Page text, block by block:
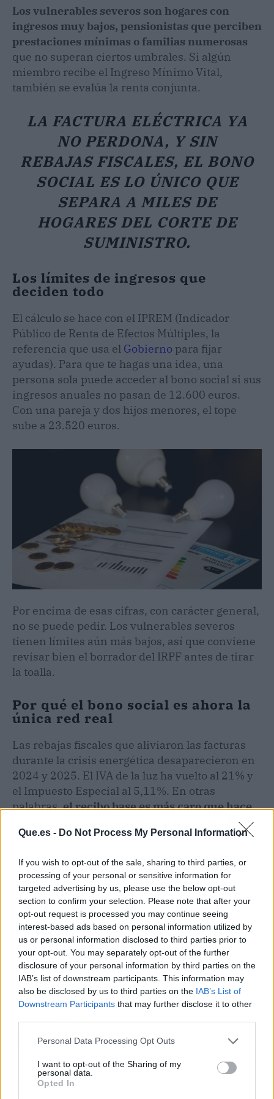
Que.es - Do Not Process My Personal Information
If you wish to opt-out of the sale, sharing to third parties, or
processing of your personal or sensitive information for
targeted advertising by us, please use the below opt-out
section to confirm your selection. Please note that after your
opt-out request is processed you may continue seeing
interest-based ads based on personal information utilized by
us or personal information disclosed to third parties prior to
your opt-out. You may separately opt-out of the further
disclosure of your personal information by third parties on the
IAB’s list of downstream participants. This information may
also be disclosed by us to third parties on the IAB’s List of
Downstream Participants that may further disclose it to other
Personal Data Processing Opt Outs
I want to opt-out of the Sharing of my
personal data.
Opted In
Los vulnerables severos son hogares con
ingresos muy bajos, pensionistas que perciben
prestaciones mínimas o familias numerosas
que no superan ciertos umbrales. Si algún
miembro recibe el Ingreso Mínimo Vital,
también se evalúa la renta conjunta.
LA FACTURA ELÉCTRICA YA
NO PERDONA, Y SIN
REBAJAS FISCALES, EL BONO
SOCIAL ES LO ÚNICO QUE
SEPARA A MILES DE
HOGARES DEL CORTE DE
SUMINISTRO.
Los límites de ingresos que
deciden todo
El cálculo se hace con el IPREM (Indicador
Público de Renta de Efectos Múltiples, la
referencia que usa el Gobierno para fijar
ayudas). Para que te hagas una idea, una
persona sola puede acceder al bono social si sus
ingresos anuales no pasan de 12.600 euros.
Con una pareja y dos hijos menores, el tope
sube a 23.520 euros.
Por encima de esas cifras, con carácter general,
no se puede pedir. Los vulnerables severos
tienen límites aún más bajos, así que conviene
revisar bien el borrador del IRPF antes de tirar
la toalla.
Por qué el bono social es ahora la
única red real
Las rebajas fiscales que aliviaron las facturas
durante la crisis energética desaparecieron en
2024 y 2025. El IVA de la luz ha vuelto al 21% y
el Impuesto Especial al 5,11%. En otras
palabras,el recibo base es más caro que hace
directa que queda.
No es perfecto —los umbrales de renta dejan
fuera a muchos hogares que también lo pasan
mal— pero es el freno más eficaz contra la
pobreza energética. Sin él, miles de familias se
quedarían sin poder encender el ventilador o la
nevera en pleno agosto.
📅 Dónde y cuándo
Plazo:No hay fecha de cierre. Puedes solicitarlo en cualquier
momento del año.
Quién puede pedirlo:Personas con rentas bajas que tengan
niveles según ingresos.
Cuánto:Descuento del 42,5% para vulnerables y del 57,5%